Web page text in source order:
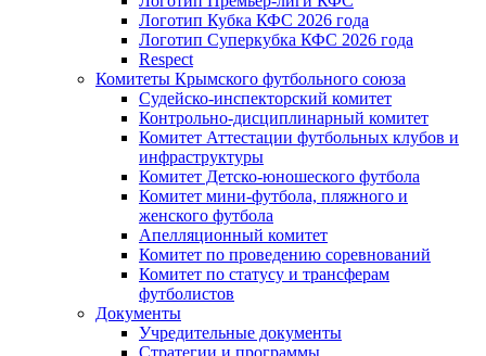
Логотип Кубка КФС 2026 года
Логотип Суперкубка КФС 2026 года
Respect
Комитеты Крымского футбольного союза
Судейско-инспекторский комитет
Контрольно-дисциплинарный комитет
Комитет Аттестации футбольных клубов и
инфраструктуры
Комитет Детско-юношеского футбола
Комитет мини-футбола, пляжного и
женского футбола
Апелляционный комитет
Комитет по проведению соревнований
Комитет по статусу и трансферам
футболистов
Документы
Учредительные документы
Стратегии и программы